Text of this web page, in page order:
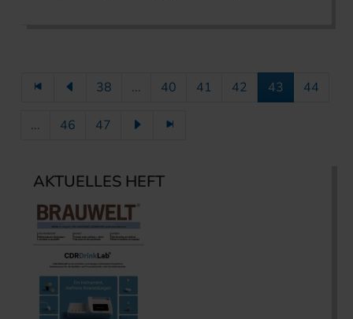
38 ... 40 41 42 43 44
... 46 47
AKTUELLES HEFT